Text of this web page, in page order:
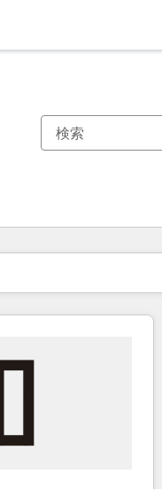
ージページページページページ